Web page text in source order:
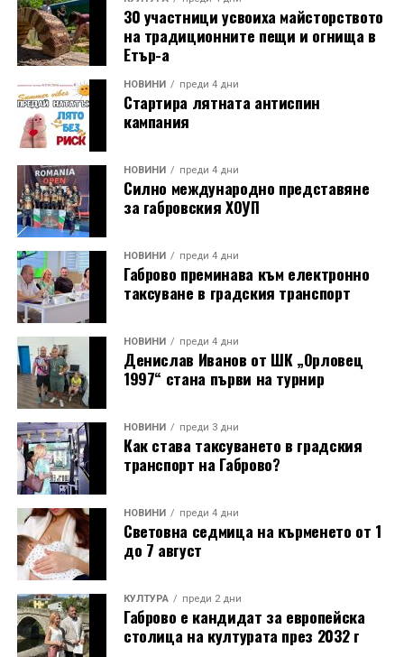
30 участници усвоиха майсторството
на традиционните пещи и огнища в
Етър-а
НОВИНИ преди 4 дни
Стартира лятната антиспин
кампания
НОВИНИ преди 4 дни
Силно международно представяне
за габровския ХОУП
НОВИНИ преди 4 дни
Габрово преминава към електронно
таксуване в градския транспорт
НОВИНИ преди 4 дни
Денислав Иванов от ШК „Орловец
1997“ стана първи на турнир
НОВИНИ преди 3 дни
Как става таксуването в градския
транспорт на Габрово?
НОВИНИ преди 4 дни
Световна седмица на кърменето от 1
до 7 август
КУЛТУРА преди 2 дни
Габрово е кандидат за европейска
столица на културата през 2032 г